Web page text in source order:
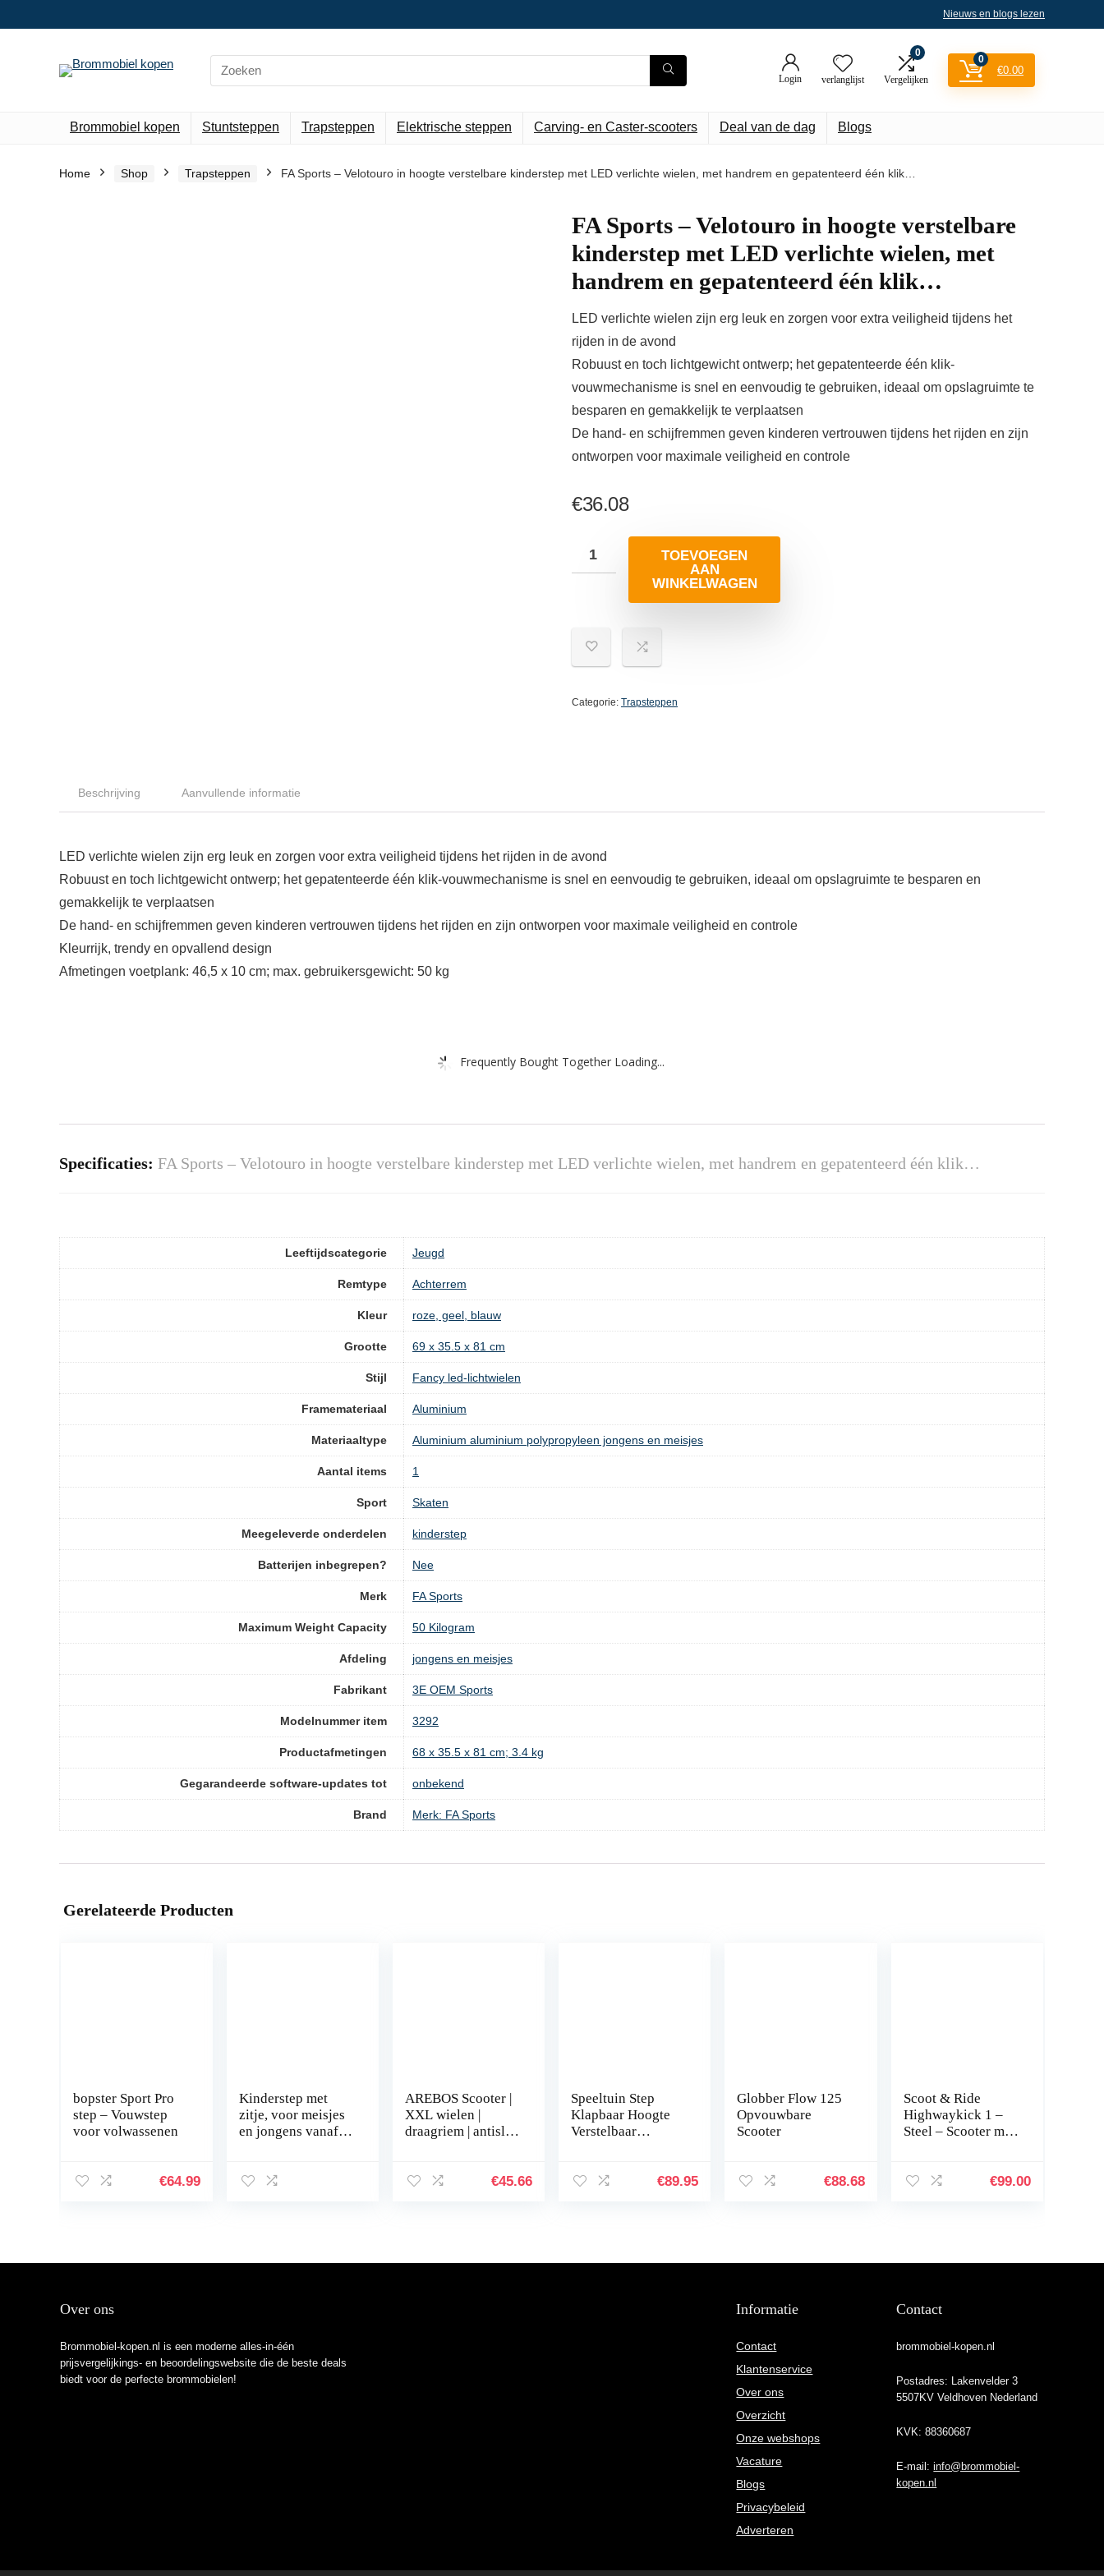
Nieuws en blogs lezen
Search
for:
Login verlanglijst
0
Vergelijken
0
€0.00
Brommobiel kopen Stuntsteppen Trapsteppen Elektrische steppen Carving- en Caster-scooters Deal van de dag Blogs
Home Shop Trapsteppen FA Sports – Velotouro in hoogte verstelbare kinderstep met LED verlichte wielen, met handrem en gepatenteerd één klik…
FA Sports – Velotouro in hoogte verstelbare
kinderstep met LED verlichte wielen, met
handrem en gepatenteerd één klik…
LED verlichte wielen zijn erg leuk en zorgen voor extra veiligheid tijdens het
rijden in de avond
Robuust en toch lichtgewicht ontwerp; het gepatenteerde één klik-
vouwmechanisme is snel en eenvoudig te gebruiken, ideaal om opslagruimte te
besparen en gemakkelijk te verplaatsen
De hand- en schijfremmen geven kinderen vertrouwen tijdens het rijden en zijn
ontworpen voor maximale veiligheid en controle
€36.08
TOEVOEGEN
AAN
WINKELWAGEN
Categorie: Trapsteppen
Beschrijving Aanvullende informatie
LED verlichte wielen zijn erg leuk en zorgen voor extra veiligheid tijdens het rijden in de avond
Robuust en toch lichtgewicht ontwerp; het gepatenteerde één klik-vouwmechanisme is snel en eenvoudig te gebruiken, ideaal om opslagruimte te besparen en
gemakkelijk te verplaatsen
De hand- en schijfremmen geven kinderen vertrouwen tijdens het rijden en zijn ontworpen voor maximale veiligheid en controle
Kleurrijk, trendy en opvallend design
Afmetingen voetplank: 46,5 x 10 cm; max. gebruikersgewicht: 50 kg
Frequently Bought Together Loading...
Specificaties: FA Sports – Velotouro in hoogte verstelbare kinderstep met LED verlichte wielen, met handrem en gepatenteerd één klik…
Leeftijdscategorie ‎Jeugd
Remtype ‎Achterrem
Kleur ‎roze, geel, blauw
Grootte ‎69 x 35.5 x 81 cm
Stijl ‎Fancy led-lichtwielen
Framemateriaal ‎Aluminium
Materiaaltype ‎Aluminium aluminium polypropyleen jongens en meisjes
Aantal items ‎1
Sport ‎Skaten
Meegeleverde onderdelen ‎kinderstep
Batterijen inbegrepen? ‎Nee
Merk ‎FA Sports
Maximum Weight Capacity ‎50 Kilogram
Afdeling ‎jongens en meisjes
Fabrikant ‎3E OEM Sports
Modelnummer item ‎3292
Productafmetingen ‎68 x 35.5 x 81 cm; 3.4 kg
Gegarandeerde software-updates tot ‎onbekend
Brand Merk: FA Sports
Gerelateerde Producten
bopster Sport Pro
step – Vouwstep
voor volwassenen
€64.99
Kinderstep met
zitje, voor meisjes
en jongens vanaf 2
hoogte verstelbaar
AREBOS Scooter |
XXL wielen |
draagriem | antislip
treerem | max. 100
€45.66
Speeltuin Step
Klapbaar Hoogte
Verstelbaar
Volwassenen
€89.95
Globber Flow 125
Opvouwbare
Scooter
€88.68
Scoot & Ride
Highwaykick 1 –
Steel – Scooter met
€99.00
Over ons
Brommobiel-kopen.nl is een moderne alles-in-één
prijsvergelijkings- en beoordelingswebsite die de beste deals
biedt voor de perfecte brommobielen!
Informatie
Contact
Klantenservice
Over ons
Overzicht
Onze webshops
Vacature
Blogs
Privacybeleid
Adverteren
Contact
brommobiel-kopen.nl
Postadres: Lakenvelder 3
5507KV Veldhoven Nederland
KVK: 88360687
E-mail:info@brommobiel-
kopen.nl